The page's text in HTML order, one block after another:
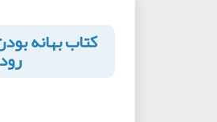
کتاب بهانه